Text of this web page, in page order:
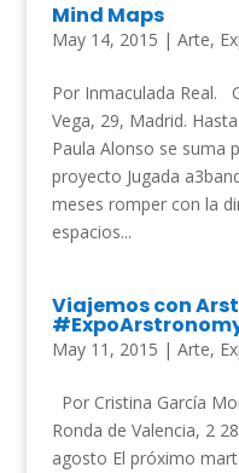
Mind Maps
May 14, 2015 | Arte,
Por Inmaculada Real.
Vega, 29, Madrid.
Paula Alonso se suma
proyecto Jugada
meses romper con la
espacios...
Viajemos con
May 11, 2015 | Arte,
Por Cristina García
Ronda de Valencia, 2
agosto El próximo